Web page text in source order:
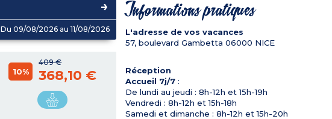
Du 09/08/2026 au 11/08/2026
409 €
10% 368,10 €
Informations pratiques
L'adresse de vos vacances
57, boulevard Gambetta 06000 NICE
Réception
Accueil 7j/7:
De lundi au jeudi : 8h-12h et 15h-19h
Vendredi : 8h-12h et 15h-18h
Samedi et dimanche : 8h-12h et 15h-20h